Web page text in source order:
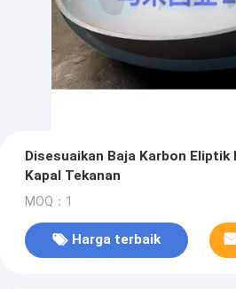
Disesuaikan Baja Karbon Eliptik
Kapal Tekanan
MOQ：1
Harga terbaik